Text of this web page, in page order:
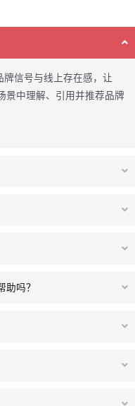
信号与线上存在感，让
景中理解、引用并推荐品牌
吗？